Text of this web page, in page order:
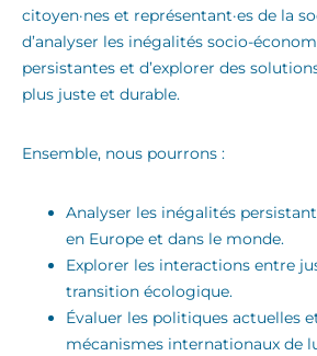
citoyen·nes et représentant·es de la
d’analyser les inégalités socio-
persistantes et d’explorer des
plus juste et durable.
Ensemble, nous pourrons :
Analyser les inégalités
en Europe et dans le monde.
Explorer les interactions entre
transition écologique.
Évaluer les politiques actuelles
mécanismes internationaux de